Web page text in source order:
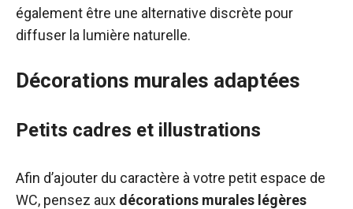
également être une alternative discrète pour
diffuser la lumière naturelle.
Décorations murales adaptées
Petits cadres et illustrations
Afin d’ajouter du caractère à votre petit espace de
WC, pensez aux décorations murales légères